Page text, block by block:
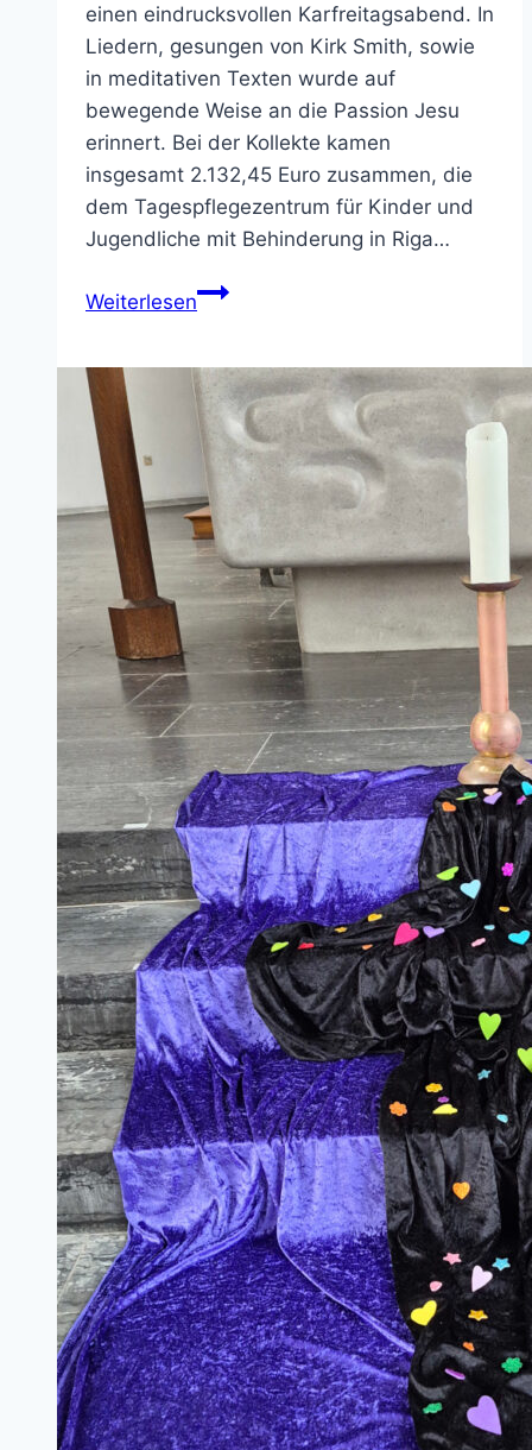
einen eindrucksvollen Karfreitagsabend. In
Liedern, gesungen von Kirk Smith, sowie
in meditativen Texten wurde auf
bewegende Weise an die Passion Jesu
erinnert. Bei der Kollekte kamen
insgesamt 2.132,45 Euro zusammen, die
dem Tagespflegezentrum für Kinder und
Jugendliche mit Behinderung in Riga…
WeiterlesenEindrucksvoller
dem
Bonifatiuswerk